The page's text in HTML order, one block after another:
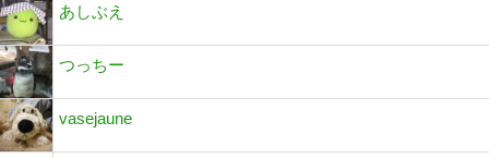
あしぶえ
つっちー
vasejaune